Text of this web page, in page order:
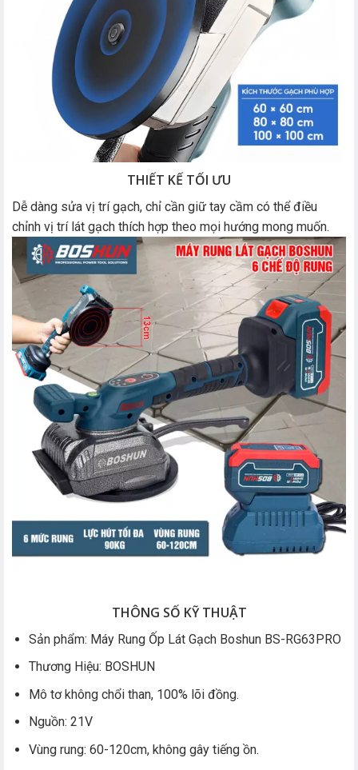
THIẾT KẾ TỐI ƯU
Dễ dàng sửa vị trí gạch, chỉ cần giữ tay cầm có thể điều
chỉnh vị trí lát gạch thích hợp theo mọi hướng mong muốn.
THÔNG SỐ KỸ THUẬT
Sản phẩm: Máy Rung Ốp Lát Gạch Boshun BS-RG63PRO
Thương Hiệu: BOSHUN
Mô tơ không chổi than, 100% lõi đồng.
Nguồn: 21V
Vùng rung: 60-120cm, không gây tiếng ồn.